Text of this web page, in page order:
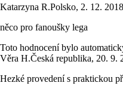
Katarzyna R.Polsko, 2. 12. 2018
něco pro fanoušky lega
Toto hodnocení bylo
Věra H.Česká republika, 20. 9.
Hezké provedení s praktickou